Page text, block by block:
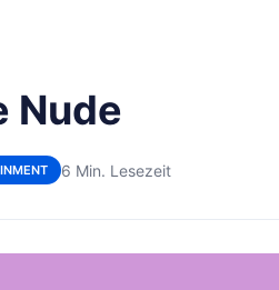
Nude
6 Min. Lesezeit